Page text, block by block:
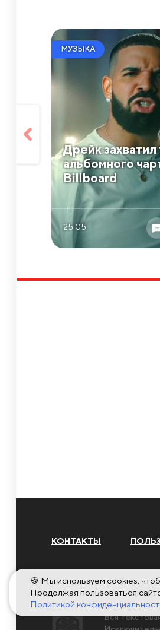
МУЗЫКА
Дрейк
альбомного
Billboard
25.05
КОНТАКТЫ
Вся
🍪 Мы используем cookies,
Продолжая пользоваться
Политикой